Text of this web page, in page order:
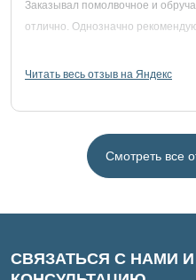
Заказывал помолвочное и
отлично. Однозначно
Читать весь отзыв на Яндекс
Смотреть все
СВЯЗАТЬСЯ С НАМИ